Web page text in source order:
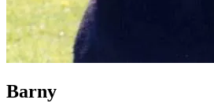
Barny